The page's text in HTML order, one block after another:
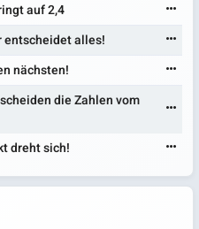
auf 2,4
entscheidet alles!
nächsten!
die Zahlen vom
dreht sich!